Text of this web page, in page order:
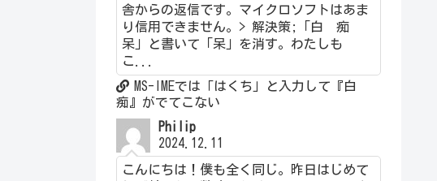
舎からの返信です。マイクロソフトはあま
り信用できません。> 解決策;「白 痴
呆」と書いて「呆」を消す。わたしも
こ...
MS-IMEでは「はくち」と入力して『白
痴』がでてこない
Philip
2024.12.11
こんにちは！僕も全く同じ。昨日はじめて